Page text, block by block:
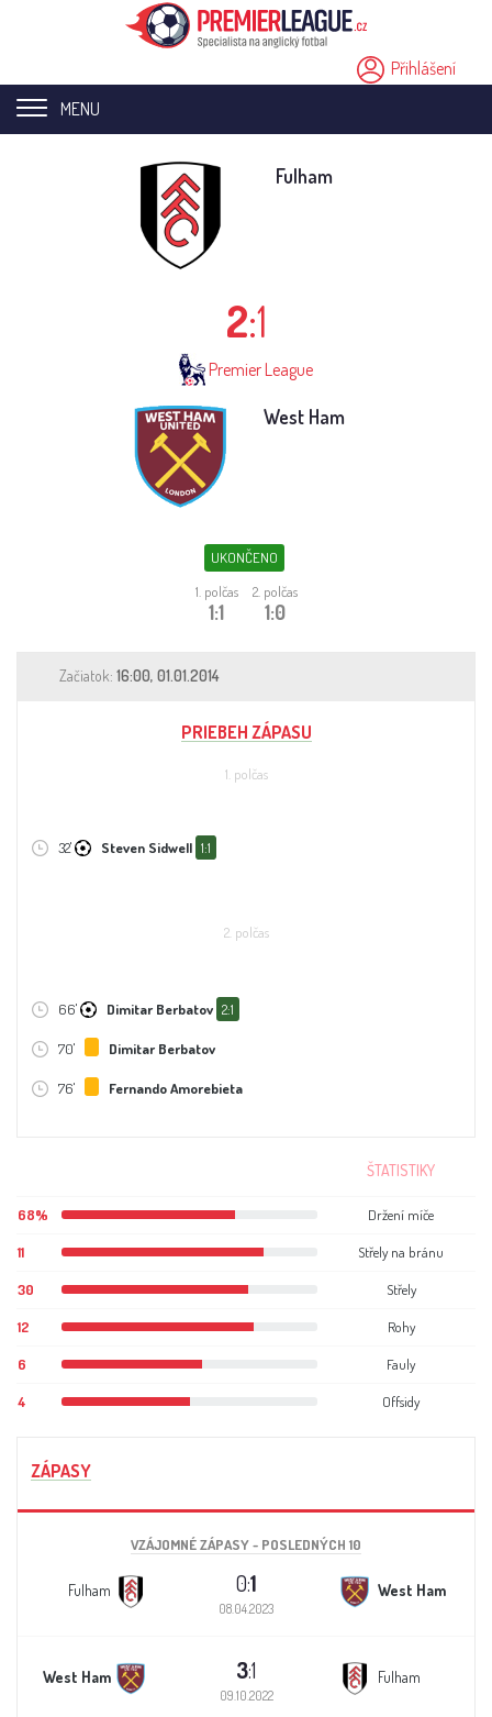
Přihlášení
MENU
Fulham
2:1
Premier League
West Ham
UKONČENO
1. polčas
1:1
2. polčas
1:0
Začiatok: 16:00, 01.01.2014
PRIEBEH ZÁPASU
1. polčas
32' Steven Sidwell 1:1
2. polčas
66' Dimitar Berbatov 2:1
70' Dimitar Berbatov
76' Fernando Amorebieta
ŠTATISTIKY
68% Držení míče
11 Střely na bránu
30 Střely
12 Rohy
6 Fauly
4 Offsidy
ZÁPASY
VZÁJOMNÉ ZÁPASY - POSLEDNÝCH 10
Fulham 0:1
08.04.2023
West Ham
West Ham 3:1
09.10.2022
Fulham